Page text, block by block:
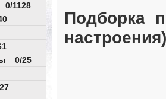
1128
0/25
Подборка